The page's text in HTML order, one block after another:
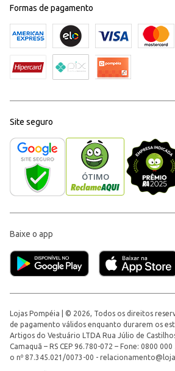
Formas de pagamento
Site seguro
Baixe o app
Lojas Pompéia | © 2026, Todos os direitos
de pagamento válidos enquanto durarem os
Artigos do Vestuário LTDA Rua Júlio de
Camaquã – RS CEP 96.780-072 – Fone: 0800
o nº 87.345.021/0073-00 -